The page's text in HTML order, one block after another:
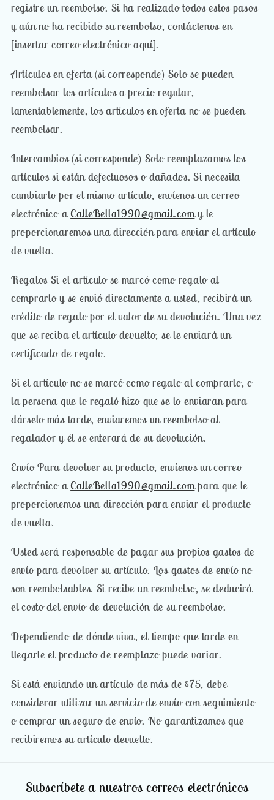
registre un reembolso. Si ha realizado todos estos pasos
y aún no ha recibido su reembolso, contáctenos en
[insertar correo electrónico aquí].
Artículos en oferta (si corresponde) Solo se pueden
reembolsar los artículos a precio regular,
lamentablemente, los artículos en oferta no se pueden
reembolsar.
Intercambios (si corresponde) Solo reemplazamos los
artículos si están defectuosos o dañados. Si necesita
cambiarlo por el mismo artículo, envíenos un correo
electrónico aCalleBella1990@gmail.comy le
proporcionaremos una dirección para enviar el artículo
de vuelta.
Regalos Si el artículo se marcó como regalo al
comprarlo y se envió directamente a usted, recibirá un
crédito de regalo por el valor de su devolución. Una vez
que se reciba el artículo devuelto, se le enviará un
certificado de regalo.
Si el artículo no se marcó como regalo al comprarlo, o
la persona que lo regaló hizo que se lo enviaran para
dárselo más tarde, enviaremos un reembolso al
regalador y él se enterará de su devolución.
Envío Para devolver su producto, envíenos un correo
electrónico aCalleBella1990@gmail.compara que le
proporcionemos una dirección para enviar el producto
de vuelta.
Usted será responsable de pagar sus propios gastos de
envío para devolver su artículo. Los gastos de envío no
son reembolsables. Si recibe un reembolso, se deducirá
el costo del envío de devolución de su reembolso.
Dependiendo de dónde viva, el tiempo que tarde en
llegarle el producto de reemplazo puede variar.
Si está enviando un artículo de más de $75, debe
considerar utilizar un servicio de envío con seguimiento
o comprar un seguro de envío. No garantizamos que
recibiremos su artículo devuelto.
Subscríbete a nuestros correos electrónicos